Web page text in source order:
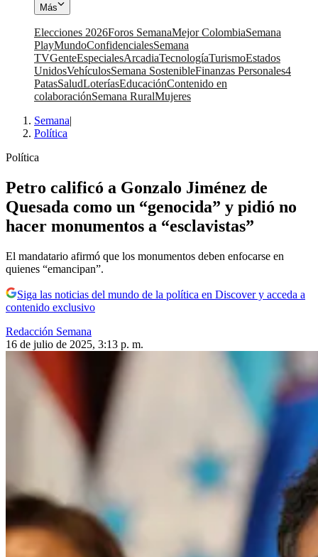
Más
Elecciones 2026Foros SemanaMejor ColombiaSemana
PlayMundoConfidencialesSemana
TVGenteEspecialesArcadiaTecnologíaTurismoEstados
UnidosVehículosSemana SostenibleFinanzas Personales4
PatasSaludLoteríasEducaciónContenido en
colaboraciónSemana RuralMujeres
Semana|
Política
Política
Petro calificó a Gonzalo Jiménez de
Quesada como un “genocida” y pidió no
hacer monumentos a “esclavistas”
El mandatario afirmó que los monumentos deben enfocarse en
quienes “emancipan”.
Siga las noticias del mundo de la política en Discover y acceda a
contenido exclusivo
Redacción Semana
16 de julio de 2025, 3:13 p. m.